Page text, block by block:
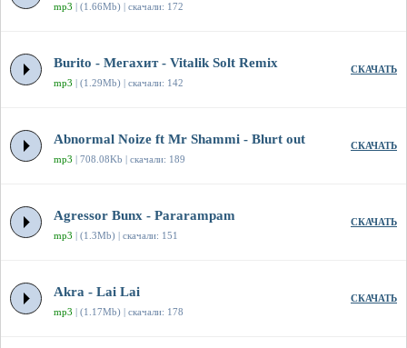
mp3 | (1.66Mb) | скачали: 172
Burito - Мегахит - Vitalik Solt Remix
mp3 | (1.29Mb) | скачали: 142
СКАЧАТЬ
Abnormal Noize ft Mr Shammi - Blurt out
mp3 | 708.08Kb | скачали: 189
СКАЧАТЬ
Agressor Bunx - Pararampam
mp3 | (1.3Mb) | скачали: 151
СКАЧАТЬ
Akra - Lai Lai
mp3 | (1.17Mb) | скачали: 178
СКАЧАТЬ